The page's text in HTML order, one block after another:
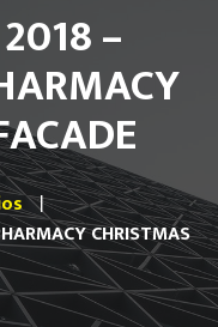
–
CHRISTMAS